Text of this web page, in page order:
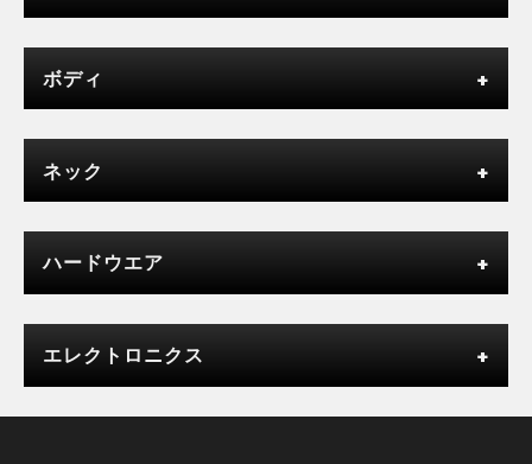
ボディ
ネック
ハードウエア
エレクトロニクス